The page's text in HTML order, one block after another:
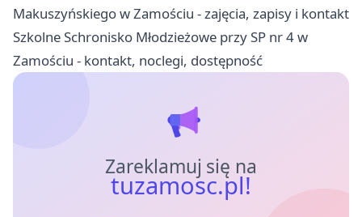
Makuszyńskiego w Zamościu - zajęcia, zapisy i kontakt
Szkolne Schronisko Młodzieżowe przy SP nr 4 w
Zamościu - kontakt, noclegi, dostępność
Zareklamuj się na
tuzamosc.pl!